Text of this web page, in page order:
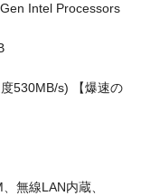
Intel Processors
530MB/s) 【爆速の
無線LAN内蔵、